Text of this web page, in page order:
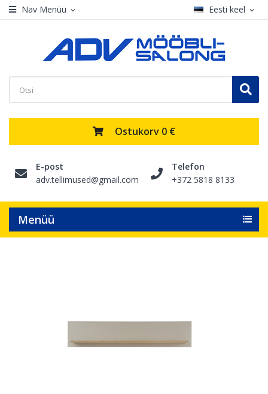
Nav Menüü expand_more Eesti keel expand_more
Ostukorv 0 €
E-post
adv.tellimused@gmail.com
Telefon
+372 5818 8133
Menüü